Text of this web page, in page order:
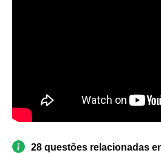
28 questões relacionadas